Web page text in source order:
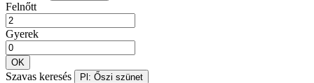
Felnőtt
Gyerek
OK
Szavas keresés Pl: Őszi szünet